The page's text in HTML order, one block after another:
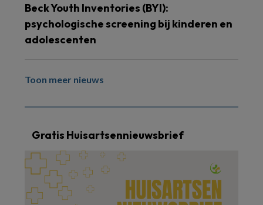
Beck Youth Inventories (BYI):
psychologische screening bij kinderen en
adolescenten
Toon meer nieuws
Gratis Huisartsennieuwsbrief